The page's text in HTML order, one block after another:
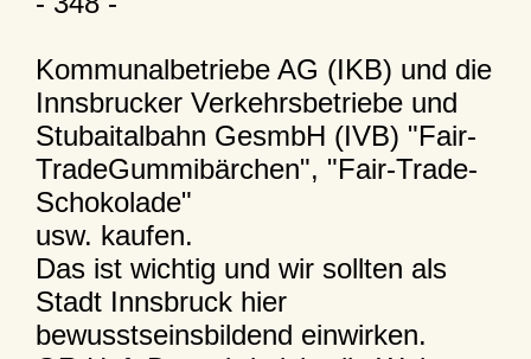
Kommunalbetriebe AG (IKB) und die
Innsbrucker Verkehrsbetriebe und
Stubaitalbahn GesmbH (IVB) "Fair-
TradeGummibärchen", "Fair-Trade-
Schokolade"
usw. kaufen.
Das ist wichtig und wir sollten als
Stadt Innsbruck hier
bewusstseinsbildend einwirken.